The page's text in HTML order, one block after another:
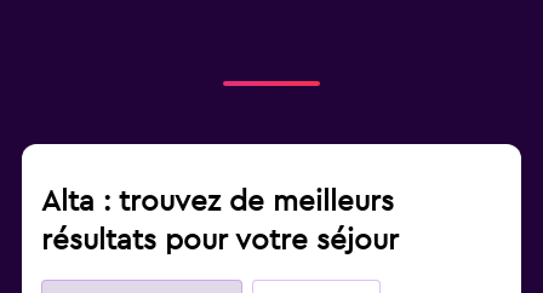
Alta : trouvez de meilleurs
résultats pour votre séjour